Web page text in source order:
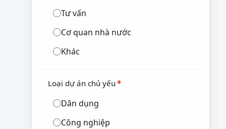
Tư vấn
Cơ quan nhà nước
Khác
Loại dự án chủ yếu *
Dân dụng
Công nghiệp